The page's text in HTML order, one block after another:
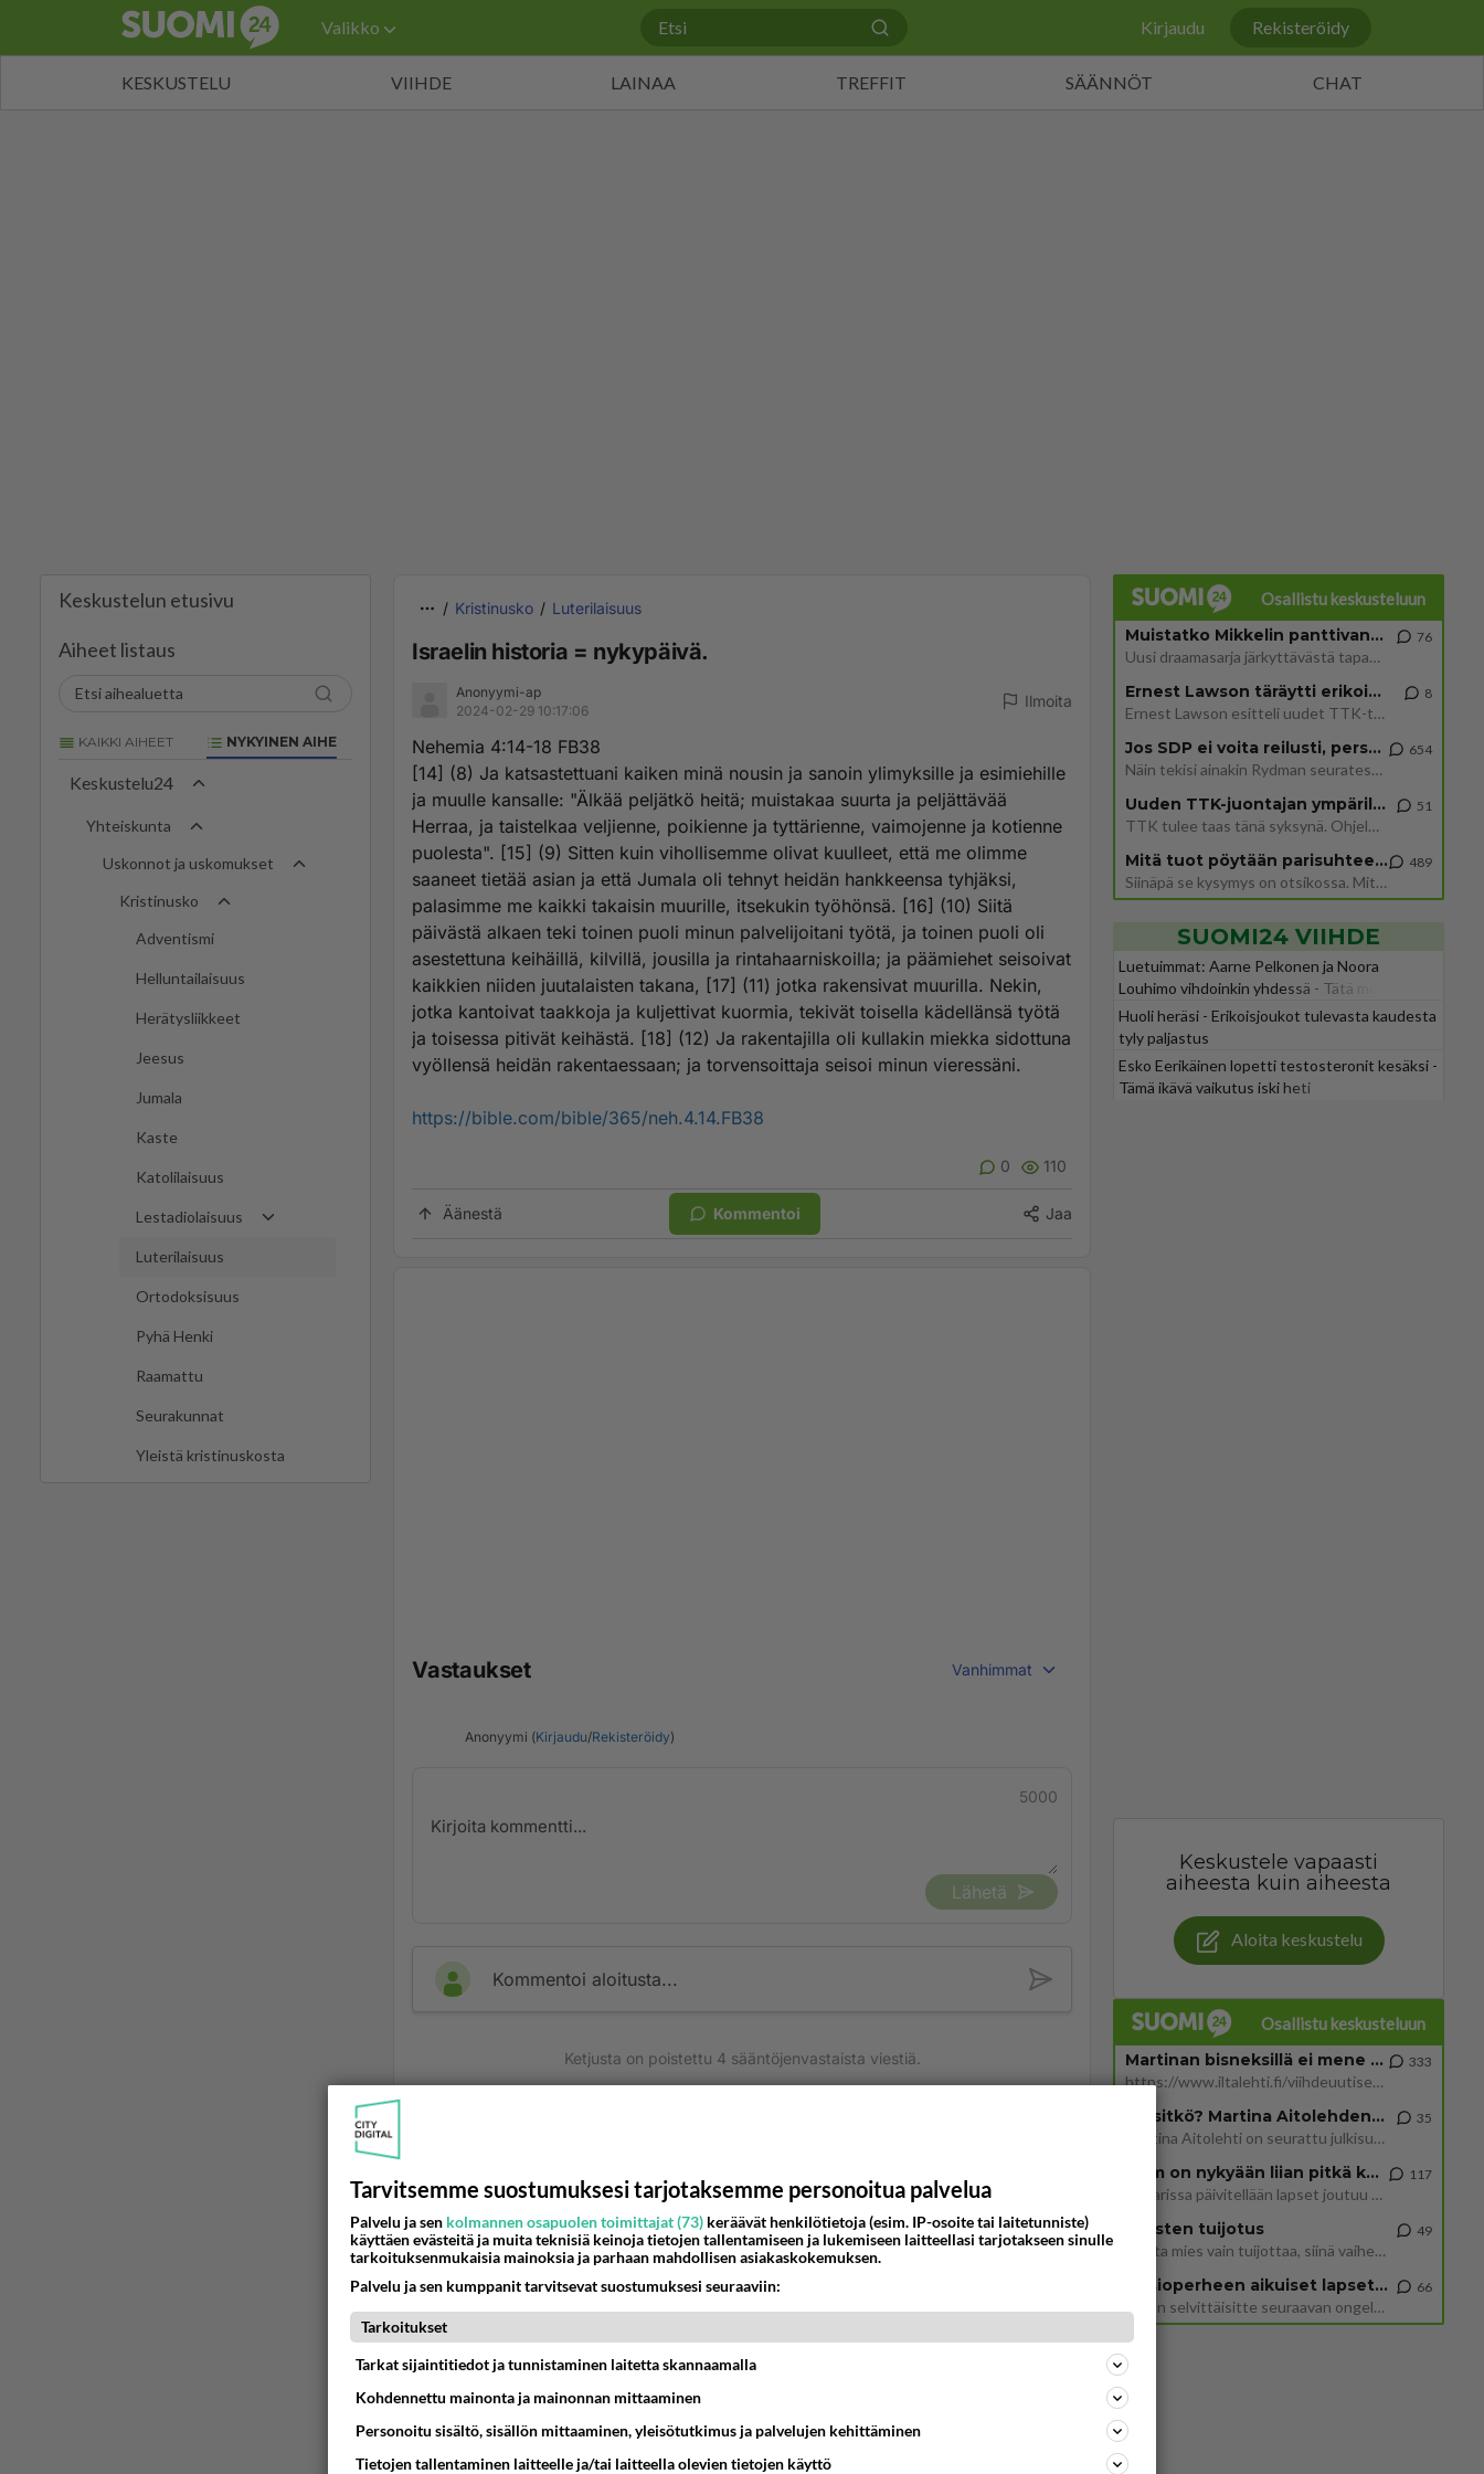
Valikko Kirjaudu Rekisteröidy
KESKUSTELU VIIHDE LAINAA TREFFIT SÄÄNNÖT CHAT
Keskustelun etusivu
Aiheet listaus
KAIKKI AIHEET NYKYINEN AIHE
Keskustelu24
Yhteiskunta
Uskonnot ja uskomukset
Kristinusko
Adventismi
Helluntailaisuus
Herätysliikkeet
Jeesus
Jumala
Kaste
Katolilaisuus
Lestadiolaisuus
Luterilaisuus
Ortodoksisuus
Pyhä Henki
Raamattu
Seurakunnat
Yleistä kristinuskosta
Kristinusko Luterilaisuus
Israelin historia = nykypäivä.
Anonyymi-ap
2024-02-29 10:17:06
Ilmoita
‭Nehemia 4:14-18 FB38‬
[14] (8) Ja katsastettuani kaiken minä nousin ja sanoin ylimyksille ja esimiehille
ja muulle kansalle: "Älkää peljätkö heitä; muistakaa suurta ja peljättävää
Herraa, ja taistelkaa veljienne, poikienne ja tyttärienne, vaimojenne ja kotienne
puolesta". [15] (9) Sitten kuin vihollisemme olivat kuulleet, että me olimme
saaneet tietää asian ja että Jumala oli tehnyt heidän hankkeensa tyhjäksi,
palasimme me kaikki takaisin muurille, itsekukin työhönsä. [16] (10) Siitä
päivästä alkaen teki toinen puoli minun palvelijoitani työtä, ja toinen puoli oli
asestettuna keihäillä, kilvillä, jousilla ja rintahaarniskoilla; ja päämiehet seisoivat
kaikkien niiden juutalaisten takana, [17] (11) jotka rakensivat muurilla. Nekin,
jotka kantoivat taakkoja ja kuljettivat kuormia, tekivät toisella kädellänsä työtä
ja toisessa pitivät keihästä. [18] (12) Ja rakentajilla oli kullakin miekka sidottuna
vyöllensä heidän rakentaessaan; ja torvensoittaja seisoi minun vieressäni.
https://bible.com/bible/365/neh.4.14.FB38
0 110
Äänestä Kommentoi Jaa
Vastaukset Vanhimmat
Anonyymi (Kirjaudu/Rekisteröidy)
5000
Lähetä
Kommentoi aloitusta...
Ketjusta on poistettu 4 sääntöjenvastaista viestiä.
kenen näköinen
kaivattusi on ?
07.08.2026 16:24
Muistatko Mikkelin panttivankidraaman?
07.08.2026 07:39
Maailman menoa
76
Osallistu keskusteluun
Muistatko Mikkelin panttivankidraaman?
Uusi draamasarja järkyttävästä tapauksesta on tulossa. Tositapahtumiin perustuva sarja ammentaa vuoden 1986 Mikkelin pan
76
Ernest Lawson täräytti erikoisen heiton TTK-lehdistötilaisuudessa: " Onko tässä tarkoituksena...?"
Ernest Lawson esitteli uudet TTK-tähtioppilaat ja opettajat torstaina 6.8. lehdistölle. Tulevalla kaudella on yksi hausk
8
Jos SDP ei voita reilusti, persut kumoavat demokratian Suomesta
Näin tekisi ainakin Rydman seuratessaan idolinsa Trumpin mallia https://www.is.fi/politiikka/art-2000012187244.html
654
Uuden TTK-juontajan ympärillä epätietoisuus sakenee - Nyt MTV hämmentää soppaa
TTK tulee taas tänä syksynä. Ohjelman uudet tähtioppilaat julkistetaan torstaina 6. elokuuta klo 14 alkavassa lehdistö
51
Mitä tuot pöytään parisuhteessa?
Siinäpä se kysymys on otsikossa. Mitäpä siis tuot/toisit pöytään parisuhteessa? Oletko mies vai nainen? Koetko sen mitä
489
SUOMI24 VIIHDE
Luetuimmat: Aarne Pelkonen ja Noora
Louhimo vihdoinkin yhdessä - Tätä moni jo
odotti
Huoli heräsi - Erikoisjoukot tulevasta kaudesta
tyly paljastus
Esko Eerikäinen lopetti testosteronit kesäksi -
Tämä ikävä vaikutus iski heti
Keskustele vapaasti
aiheesta kuin aiheesta
Aloita keskustelu
Osallistu keskusteluun
Martinan bisneksillä ei mene hyvin
https://www.iltalehti.fi/viihdeuutiset/a/c46da6ab-340f-4790-aaa7-0865eed2336 Yrityksen konkurssihakemus on tullut kärä
333
Tiesitkö? Martina Aitolehden isäpuoli on tämä suosittu laulaja
Martina Aitolehti on seurattu julkisuuden henkilö. Lähipiiriin mahtuu muitakin tunnettuja henkilöitä. Tiesitkö, että Ma
35
2 km on nykyään liian pitkä koulumatka
Hesarissa päivitellään lapset joutuu nyt kulkemaan 2 km kouluun jösses. Ruostefillarilla tuo matka menee vaikka miten äk
117
Miesten tuijotus
Mutta mies vain tuijottaa, siinä vaiheessa käännän itse pään pois. Mikä juttu? Yleensä jos joku tuijottaa tai katsoo, hä
49
Uusioperheen aikuiset lapset tyhjentää jääkaapin käydessään
Miten selvittäisitte seuraavan ongelman, meillä on uusioperhe, minulla teini-ikäiset lapset ja puolisolla aikuiset, jotk
66
Tarvitsemme suostumuksesi tarjotaksemme personoitua palvelua
Palvelu ja sen kolmannen osapuolen toimittajat (73) keräävät henkilötietoja (esim. IP-osoite tai laitetunniste)
käyttäen evästeitä ja muita teknisiä keinoja tietojen tallentamiseen ja lukemiseen laitteellasi tarjotakseen sinulle
tarkoituksenmukaisia mainoksia ja parhaan mahdollisen asiakaskokemuksen.
Palvelu ja sen kumppanit tarvitsevat suostumuksesi seuraaviin:
Tarkoitukset
Tarkat sijaintitiedot ja tunnistaminen laitetta skannaamalla
Kohdennettu mainonta ja mainonnan mittaaminen
Personoitu sisältö, sisällön mittaaminen, yleisötutkimus ja palvelujen kehittäminen
Tietojen tallentaminen laitteelle ja/tai laitteella olevien tietojen käyttö